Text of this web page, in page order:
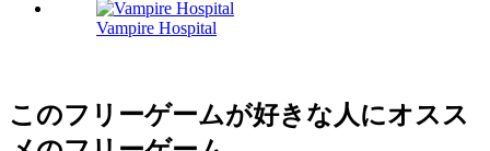
Vampire Hospital
このフリーゲームが好きな人にオスス